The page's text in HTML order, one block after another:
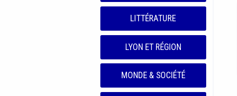
LITTÉRATURE
LYON ET RÉGION
MONDE & SOCIÉTÉ